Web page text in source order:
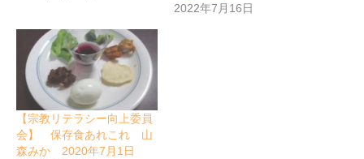
2022年7月16日
【宗教リテラシー向上委員
会】 保存食あれこれ 山
森みか 2020年7月1日